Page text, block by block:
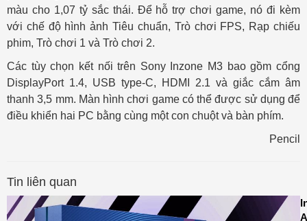
màu cho 1,07 tỷ sắc thái. Để hỗ trợ chơi game, nó đi kèm
với chế độ hình ảnh Tiêu chuẩn, Trò chơi FPS, Rạp chiếu
phim, Trò chơi 1 và Trò chơi 2.
Các tùy chọn kết nối trên Sony Inzone M3 bao gồm cổng
DisplayPort 1.4, USB type-C, HDMI 2.1 và giắc cắm âm
thanh 3,5 mm. Màn hình chơi game có thể được sử dụng để
điều khiển hai PC bằng cùng một con chuột và bàn phím.
Pencil
Tin liên quan